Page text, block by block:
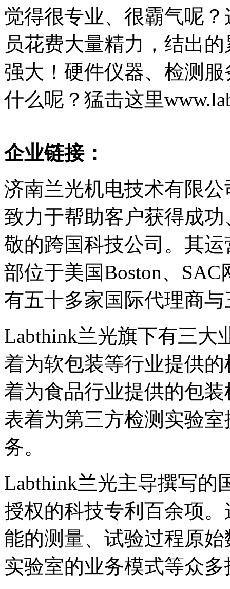
觉得很专业、很霸气呢
员花费大量精力，结出
强大！硬件仪器、检测
什么呢？猛击这里
企业链接：
济南兰光机电技术有限
致力于帮助客户获得成
敬的跨国科技公司。其
部位于美国Boston、
有五十多家国际代理商
Labthink兰光旗下有三大
着为软包装等行业提供
着为食品行业提供的包
表着为第三方检测实验
务。
Labthink兰光主导撰写的
授权的科技专利百余项
能的测量、试验过程原
实验室的业务模式等众